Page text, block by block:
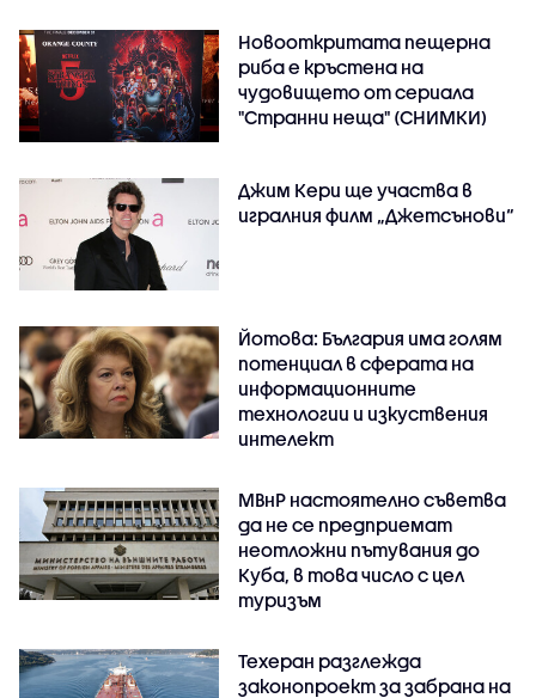
Новооткритата пещерна
риба е кръстена на
чудовището от сериала
"Странни неща" (СНИМКИ)
Джим Кери ще участва в
игралния филм „Джетсънови“
Йотова: България има голям
потенциал в сферата на
информационните
технологии и изкуствения
интелект
МВнР настоятелно съветва
да не се предприемат
неотложни пътувания до
Куба, в това число с цел
туризъм
Техеран разглежда
законопроект за забрана на